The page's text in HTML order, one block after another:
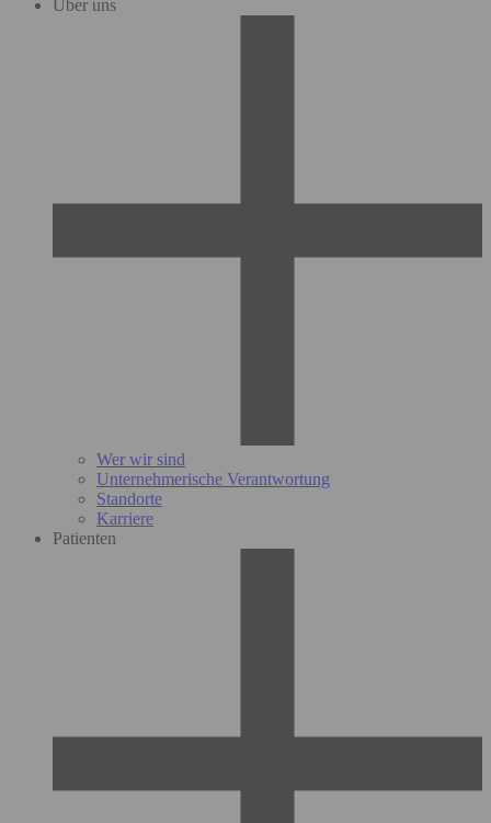
Über uns
Wer wir sind
Unternehmerische Verantwortung
Standorte
Karriere
Patienten